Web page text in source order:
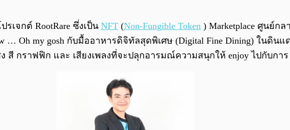
เจกต์ RootRare ซึ่งเป็น NFT (Non-Fungible Token ) Marketplace ศูนย์ก
Oh my gosh กับมื้ออาหารดิจิทัลสุดพิเศษ (Digital Fine Dining) ในดิน
กราฟฟิก และ เสียงเพลงที่จะปลุกอารมณ์ความสนุกให้ enjoy ไปกับการ